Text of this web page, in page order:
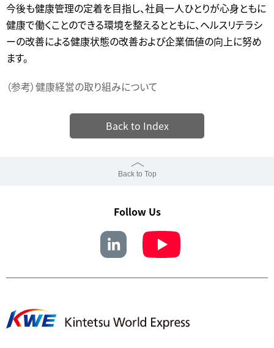
今後も健康管理の定着を目指し、社員一人ひとりが心身ともに
健康で働くことのできる環境を整えるとともに、ヘルスリテラシ
ーの改善による健康状態の改善および企業価値の向上に努め
ます。
（参考）健康経営の取り組みについて
Back to Index
Back to Top
Follow Us